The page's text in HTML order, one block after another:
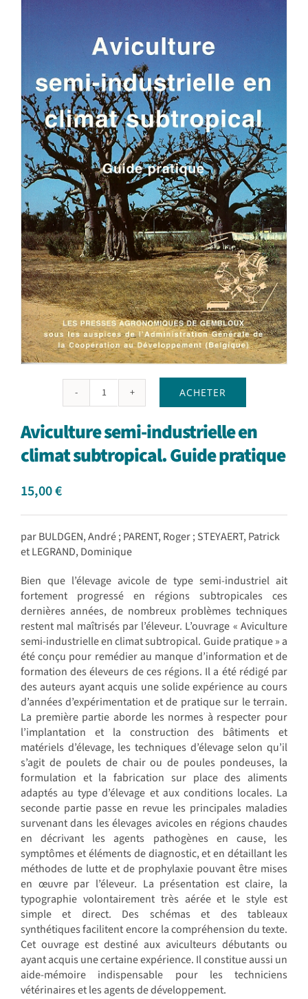
Panier WooCommerce
quantité
Aviculture
industrielle
Guide
pratique
ACHETER
Aviculture semi-industrielle en
climat subtropical. Guide pratique
15,00€
par BULDGEN, André ; PARENT, Roger ; STEYAERT, Patrick
et LEGRAND, Dominique
Bien que l’élevage avicole de type semi-industriel ait
fortement progressé en régions subtropicales ces
dernières années, de nombreux problèmes techniques
restent mal maîtrisés par l’éleveur. L’ouvrage « Aviculture
semi-industrielle en climat subtropical. Guide pratique » a
été conçu pour remédier au manque d’information et de
formation des éleveurs de ces régions. Il a été rédigé par
des auteurs ayant acquis une solide expérience au cours
d’années d’expérimentation et de pratique sur le terrain.
La première partie aborde les normes à respecter pour
l’implantation et la construction des bâtiments et
matériels d’élevage, les techniques d’élevage selon qu’il
s’agit de poulets de chair ou de poules pondeuses, la
formulation et la fabrication sur place des aliments
adaptés au type d’élevage et aux conditions locales. La
seconde partie passe en revue les principales maladies
survenant dans les élevages avicoles en régions chaudes
en décrivant les agents pathogènes en cause, les
symptômes et éléments de diagnostic, et en détaillant les
méthodes de lutte et de prophylaxie pouvant être mises
en œuvre par l’éleveur. La présentation est claire, la
typographie volontairement très aérée et le style est
simple et direct. Des schémas et des tableaux
synthétiques facilitent encore la compréhension du texte.
Cet ouvrage est destiné aux aviculteurs débutants ou
ayant acquis une certaine expérience. Il constitue aussi un
aide-mémoire indispensable pour les techniciens
vétérinaires et les agents de développement.